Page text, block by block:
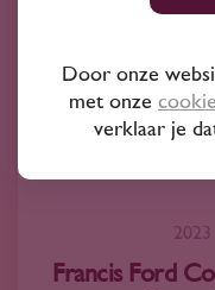
2023
Francis Ford
Door onze
met onze
verklaar je